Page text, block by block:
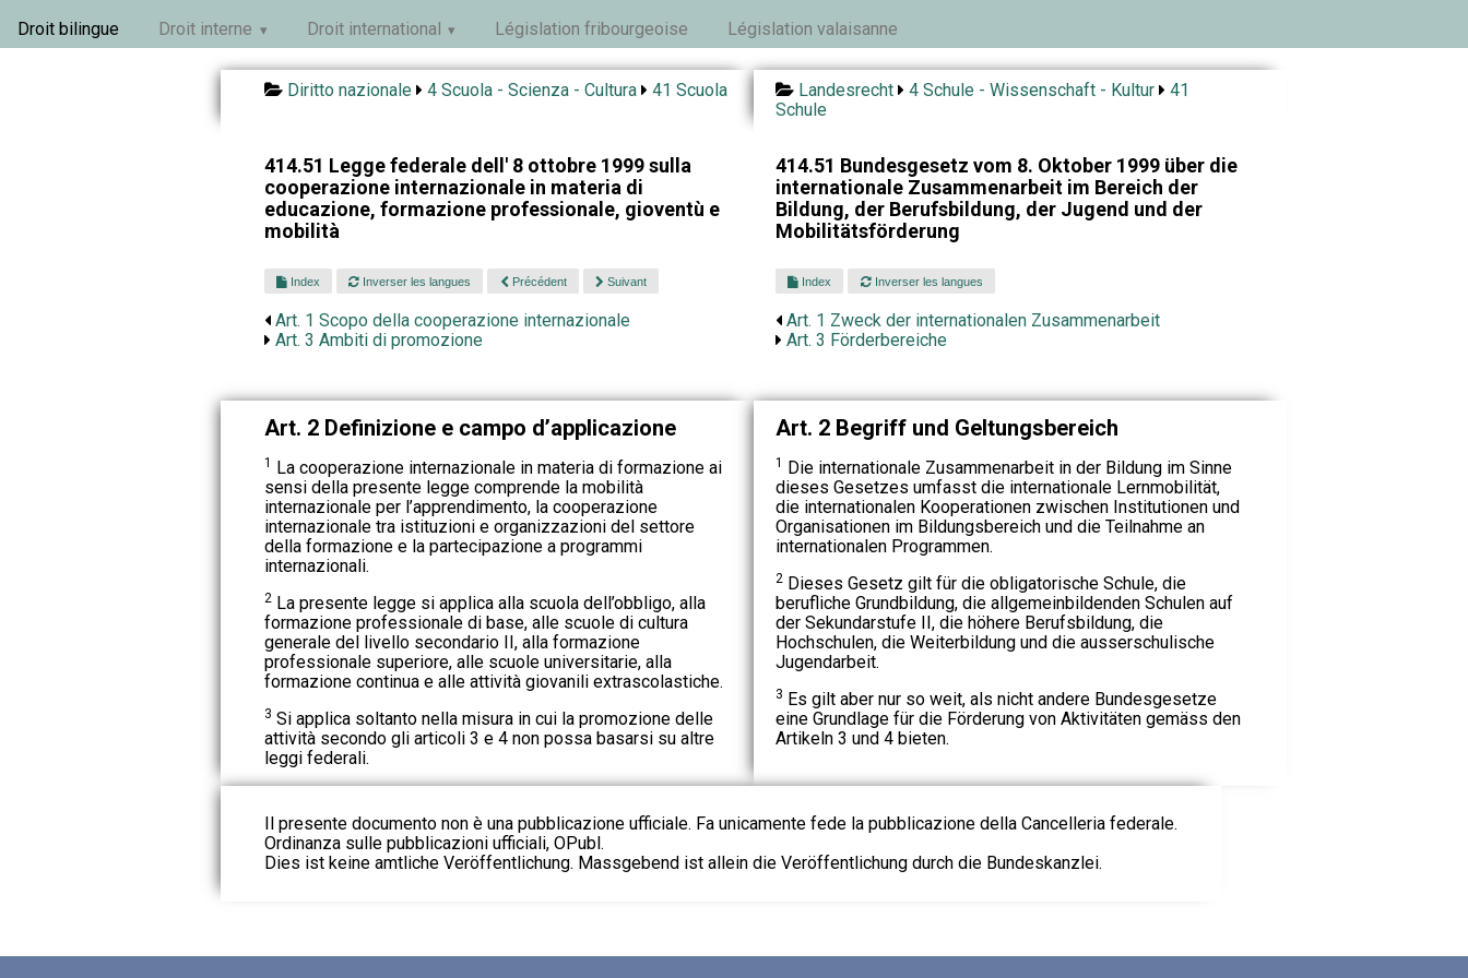
Droit bilingue Droit interne Droit international Législation fribourgeoise Législation valaisanne
Diritto nazionale 4 Scuola - Scienza - Cultura 41 Scuola Landesrecht 4 Schule - Wissenschaft - Kultur
41
Schule
414.51 Legge federale dell' 8 ottobre 1999 sulla
cooperazione internazionale in materia di
educazione, formazione professionale, gioventù e
mobilità
414.51 Bundesgesetz vom 8. Oktober 1999 über die
internationale Zusammenarbeit im Bereich der
Bildung, der Berufsbildung, der Jugend und der
Mobilitätsförderung
Index Inverser les langues Précédent Suivant
Art. 1 Scopo della cooperazione internazionale
Art. 3 Ambiti di promozione
Index Inverser les langues
Art. 1 Zweck der internationalen Zusammenarbeit
Art. 3 Förderbereiche
Art. 2 Definizione e campo d’applicazione
1 La cooperazione internazionale in materia di formazione ai
sensi della presente legge comprende la mobilità
internazionale per l’apprendimento, la cooperazione
internazionale tra istituzioni e organizzazioni del settore
della formazione e la partecipazione a programmi
internazionali.
2La presente legge si applica alla scuola dell’obbligo, alla
formazione professionale di base, alle scuole di cultura
generale del livello secondario II, alla formazione
professionale superiore, alle scuole universitarie, alla
formazione continua e alle attività giovanili extrascolastiche.
3 Si applica soltanto nella misura in cui la promozione delle
attività secondo gli articoli 3 e 4 non possa basarsi su altre
leggi federali.
Art. 2 Begriff und Geltungsbereich
1 Die internationale Zusammenarbeit in der Bildung im Sinne
dieses Gesetzes umfasst die internationale Lernmobilität,
die internationalen Kooperationen zwischen Institutionen und
Organisationen im Bildungsbereich und die Teilnahme an
internationalen Programmen.
2Dieses Gesetz gilt für die obligatorische Schule, die
berufliche Grundbildung, die allgemeinbildenden Schulen auf
der Sekundarstufe II, die höhere Berufsbildung, die
Hochschulen, die Weiterbildung und die ausserschulische
Jugendarbeit.
3 Es gilt aber nur so weit, als nicht andere Bundesgesetze
eine Grundlage für die Förderung von Aktivitäten gemäss den
Artikeln 3 und 4 bieten.
Il presente documento non è una pubblicazione ufficiale. Fa unicamente fede la pubblicazione della Cancelleria federale.
Ordinanza sulle pubblicazioni ufficiali, OPubl.
Dies ist keine amtliche Veröffentlichung. Massgebend ist allein die Veröffentlichung durch die Bundeskanzlei.